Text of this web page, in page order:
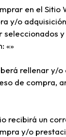
en el
y/o
seleccionados
«»
rellenar y/
de compra,
recibirá un
y/o